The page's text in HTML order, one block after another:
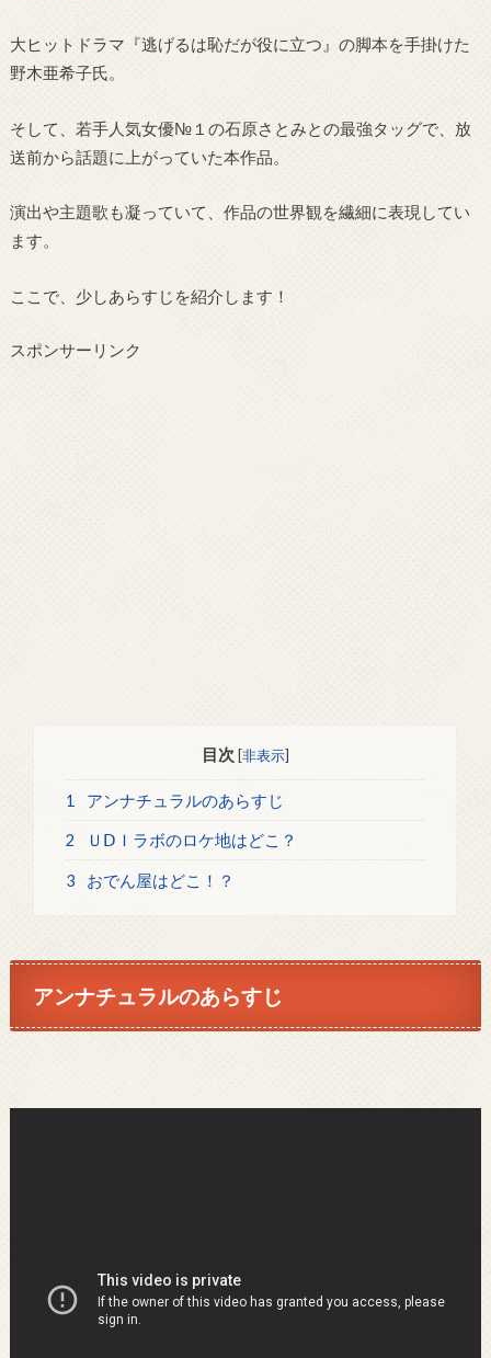
大ヒットドラマ『逃げるは恥だが役に立つ』の脚本を手掛けた
野木亜希子氏。
そして、若手人気女優№１の石原さとみとの最強タッグで、放
送前から話題に上がっていた本作品。
演出や主題歌も凝っていて、作品の世界観を繊細に表現してい
ます。
ここで、少しあらすじを紹介します！
スポンサーリンク
目次 [非表示]
1 アンナチュラルのあらすじ
2 ＵⅮＩラボのロケ地はどこ？
3 おでん屋はどこ！？
アンナチュラルのあらすじ